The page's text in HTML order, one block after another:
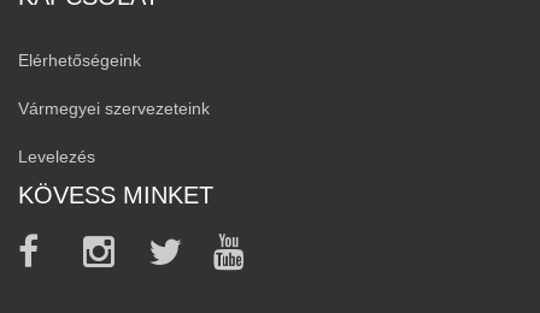
Elérhetőségeink
Vármegyei szervezeteink
Levelezés
KÖVESS MINKET